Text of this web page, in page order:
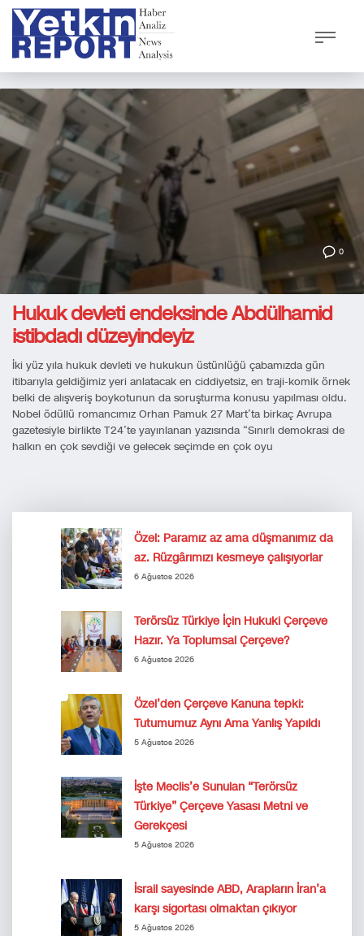
0
Hukuk devleti endeksinde Abdülhamid
istibdadı düzeyindeyiz
İki yüz yıla hukuk devleti ve hukukun üstünlüğü çabamızda gün
itibarıyla geldiğimiz yeri anlatacak en ciddiyetsiz, en traji-komik örnek
belki de alışveriş boykotunun da soruşturma konusu yapılması oldu.
Nobel ödüllü romancımız Orhan Pamuk 27 Mart’ta birkaç Avrupa
gazetesiyle birlikte T24’te yayınlanan yazısında “Sınırlı demokrasi de
halkın en çok sevdiği ve gelecek seçimde en çok oyu
Özel: Paramız az ama düşmanımız da
az. Rüzgârımızı kesmeye çalışıyorlar
6 Ağustos 2026
Terörsüz Türkiye İçin Hukuki Çerçeve
Hazır. Ya Toplumsal Çerçeve?
6 Ağustos 2026
Özel’den Çerçeve Kanuna tepki:
Tutumumuz Aynı Ama Yanlış Yapıldı
5 Ağustos 2026
İşte Meclis’e Sunulan “Terörsüz
Türkiye” Çerçeve Yasası Metni ve
Gerekçesi
5 Ağustos 2026
İsrail sayesinde ABD, Arapların İran’a
karşı sigortası olmaktan çıkıyor
5 Ağustos 2026